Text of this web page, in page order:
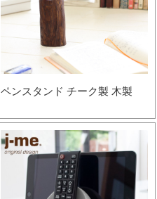
ペンスタンド チーク製 木製